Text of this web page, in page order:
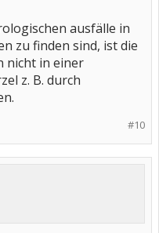
ausfälle in
zu finden sind, ist die
nicht in einer
z. B. durch
#10